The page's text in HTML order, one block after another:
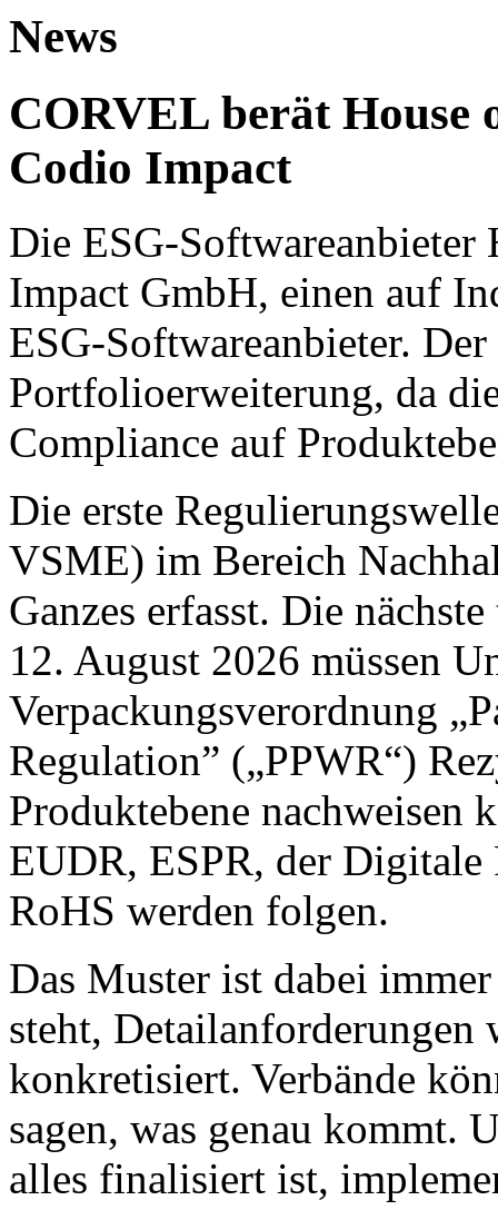
News
CORVEL berät House
Codio Impact
Die ESG-
Impact GmbH, einen auf
ESG-Softwareanbieter.
Portfolioerweiterung, da
Compliance auf
Die erste
VSME) im Bereich
Ganzes erfasst. Die
12. August 2026 müssen
Verpackungsverordnung
Regulation” („PPWR“)
Produktebene nachweisen
EUDR, ESPR, der
RoHS werden folgen.
Das Muster ist dabei
steht, Detailanforderungen
konkretisiert. Verbände
sagen, was genau kommt.
alles finalisiert ist,